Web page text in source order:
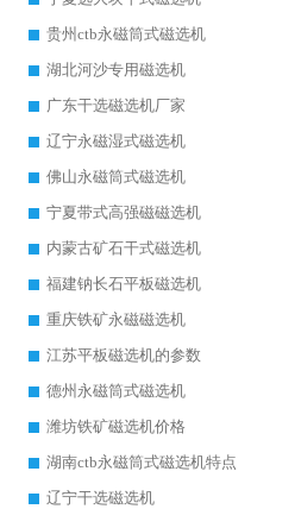
贵州ctb永磁筒式磁选机
湖北河沙专用磁选机
广东干选磁选机厂家
辽宁永磁湿式磁选机
佛山永磁筒式磁选机
宁夏带式高强磁磁选机
内蒙古矿石干式磁选机
福建钠长石平板磁选机
重庆铁矿永磁磁选机
江苏平板磁选机的参数
德州永磁筒式磁选机
潍坊铁矿磁选机价格
湖南ctb永磁筒式磁选机特点
辽宁干选磁选机